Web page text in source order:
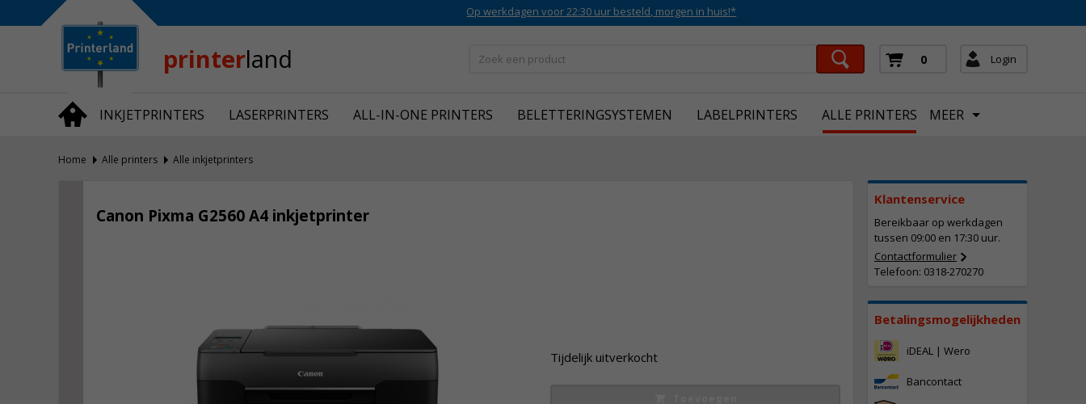
Op werkdagen voor 22:30 uur besteld, morgen in huis!*
printerland 0 Login
INKJETPRINTERS LASERPRINTERS ALL-IN-ONE PRINTERS BELETTERINGSYSTEMEN LABELPRINTERS ALLE PRINTERS MEER
Over Printerland
Privacy
Algemene Voorwaarden
Productnieuws
Home Alle printers Alle inkjetprinters
Klantenservice
Bereikbaar op werkdagen
tussen 09:00 en 17:30 uur.
Contactformulier
Telefoon: 0318-270270
Betalingsmogelijkheden
iDEAL | Wero
Bancontact
Canon Pixma G2560 A4 inkjetprinter
Tijdelijk uitverkocht